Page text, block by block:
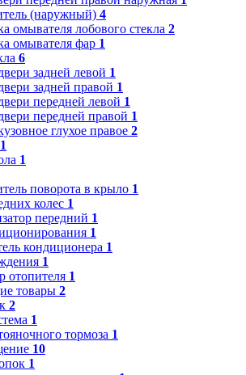
(наружный) 4
омывателя лобового стекла 2
омывателя фар 1
6
задней левой 1
задней правой 1
передней левой 1
передней правой 1
глухое правое 2
1
1
поворота в крыло 1
колес 1
передний 1
1
кондиционера 1
1
отопителя 1
товары 2
2
1
тормоза 1
10
1